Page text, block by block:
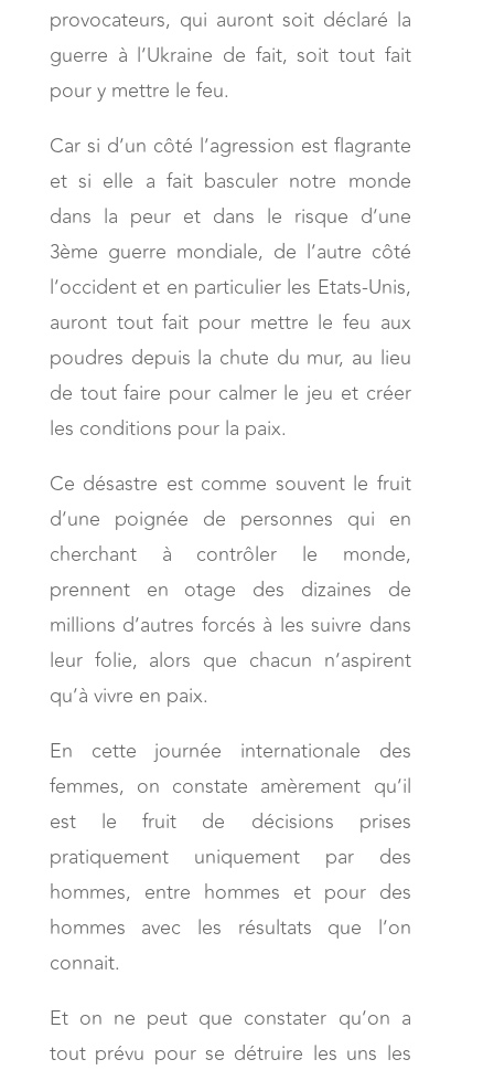
provocateurs, qui auront soit déclaré la
guerre à l’Ukraine de fait, soit tout fait
pour y mettre le feu.
Car si d’un côté l’agression est flagrante
et si elle a fait basculer notre monde
dans la peur et dans le risque d’une
3ème guerre mondiale, de l’autre côté
l’occident et en particulier les Etats-Unis,
auront tout fait pour mettre le feu aux
poudres depuis la chute du mur, au lieu
de tout faire pour calmer le jeu et créer
les conditions pour la paix.
Ce désastre est comme souvent le fruit
d’une poignée de personnes qui en
cherchant à contrôler le monde,
prennent en otage des dizaines de
millions d’autres forcés à les suivre dans
leur folie, alors que chacun n’aspirent
qu’à vivre en paix.
En cette journée internationale des
femmes, on constate amèrement qu’il
est le fruit de décisions prises
pratiquement uniquement par des
hommes, entre hommes et pour des
hommes avec les résultats que l’on
connait.
Et on ne peut que constater qu’on a
tout prévu pour se détruire les uns les